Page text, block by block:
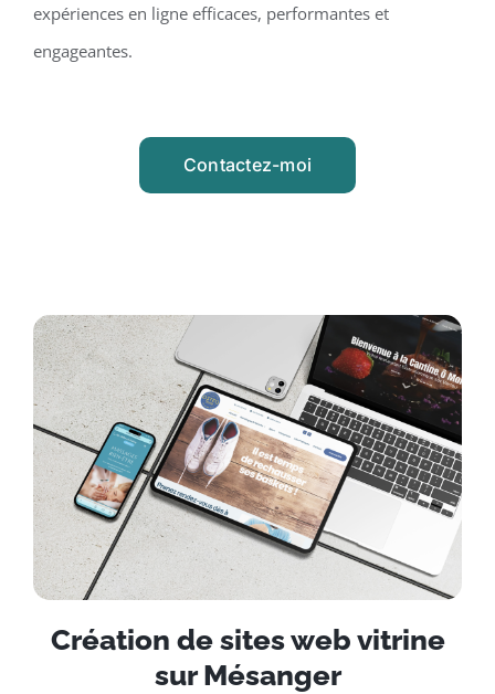
expériences en ligne efficaces, performantes et
engageantes.
Contactez-moi
Création de sites web vitrine
sur Mésanger